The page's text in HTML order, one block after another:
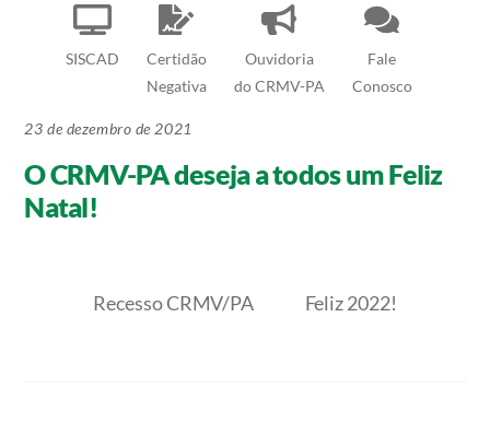
SISCAD
Certidão
Negativa
Ouvidoria
do CRMV-PA
Fale
Conosco
23 de dezembro de 2021
O CRMV-PA deseja a todos um Feliz
Natal!
Recesso CRMV/PA Feliz 2022!